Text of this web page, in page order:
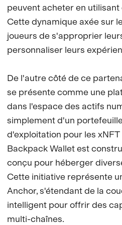
peuvent acheter en utilisant
Cette dynamique axée sur
joueurs de s'approprier
personnaliser leurs
De l'autre côté de ce
se présente comme une
dans l'espace des actifs
simplement d'un
d'exploitation pour les xNFT
Backpack Wallet est
conçu pour héberger
Cette initiative représente
Anchor, s'étendant de la
intelligent pour offrir des
multi-chaînes.